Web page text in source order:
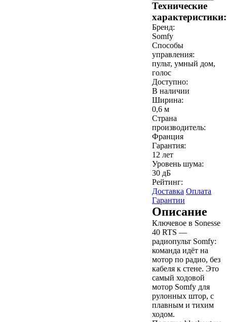
Технические
характеристики:
Бренд:
Somfy
Способы
управления:
пульт, умный дом,
голос
Доступно:
В наличии
Ширина:
0,6 м
Страна
производитель:
Франция
Гарантия:
12 лет
Уровень шума:
30 дБ
Рейтинг:
Доставка Оплата
Гарантии
Описание
Ключевое в Sonesse
40 RTS —
радиопульт Somfy:
команда идёт на
мотор по радио, без
кабеля к стене. Это
самый ходовой
мотор Somfy для
рулонных штор, с
плавным и тихим
ходом.